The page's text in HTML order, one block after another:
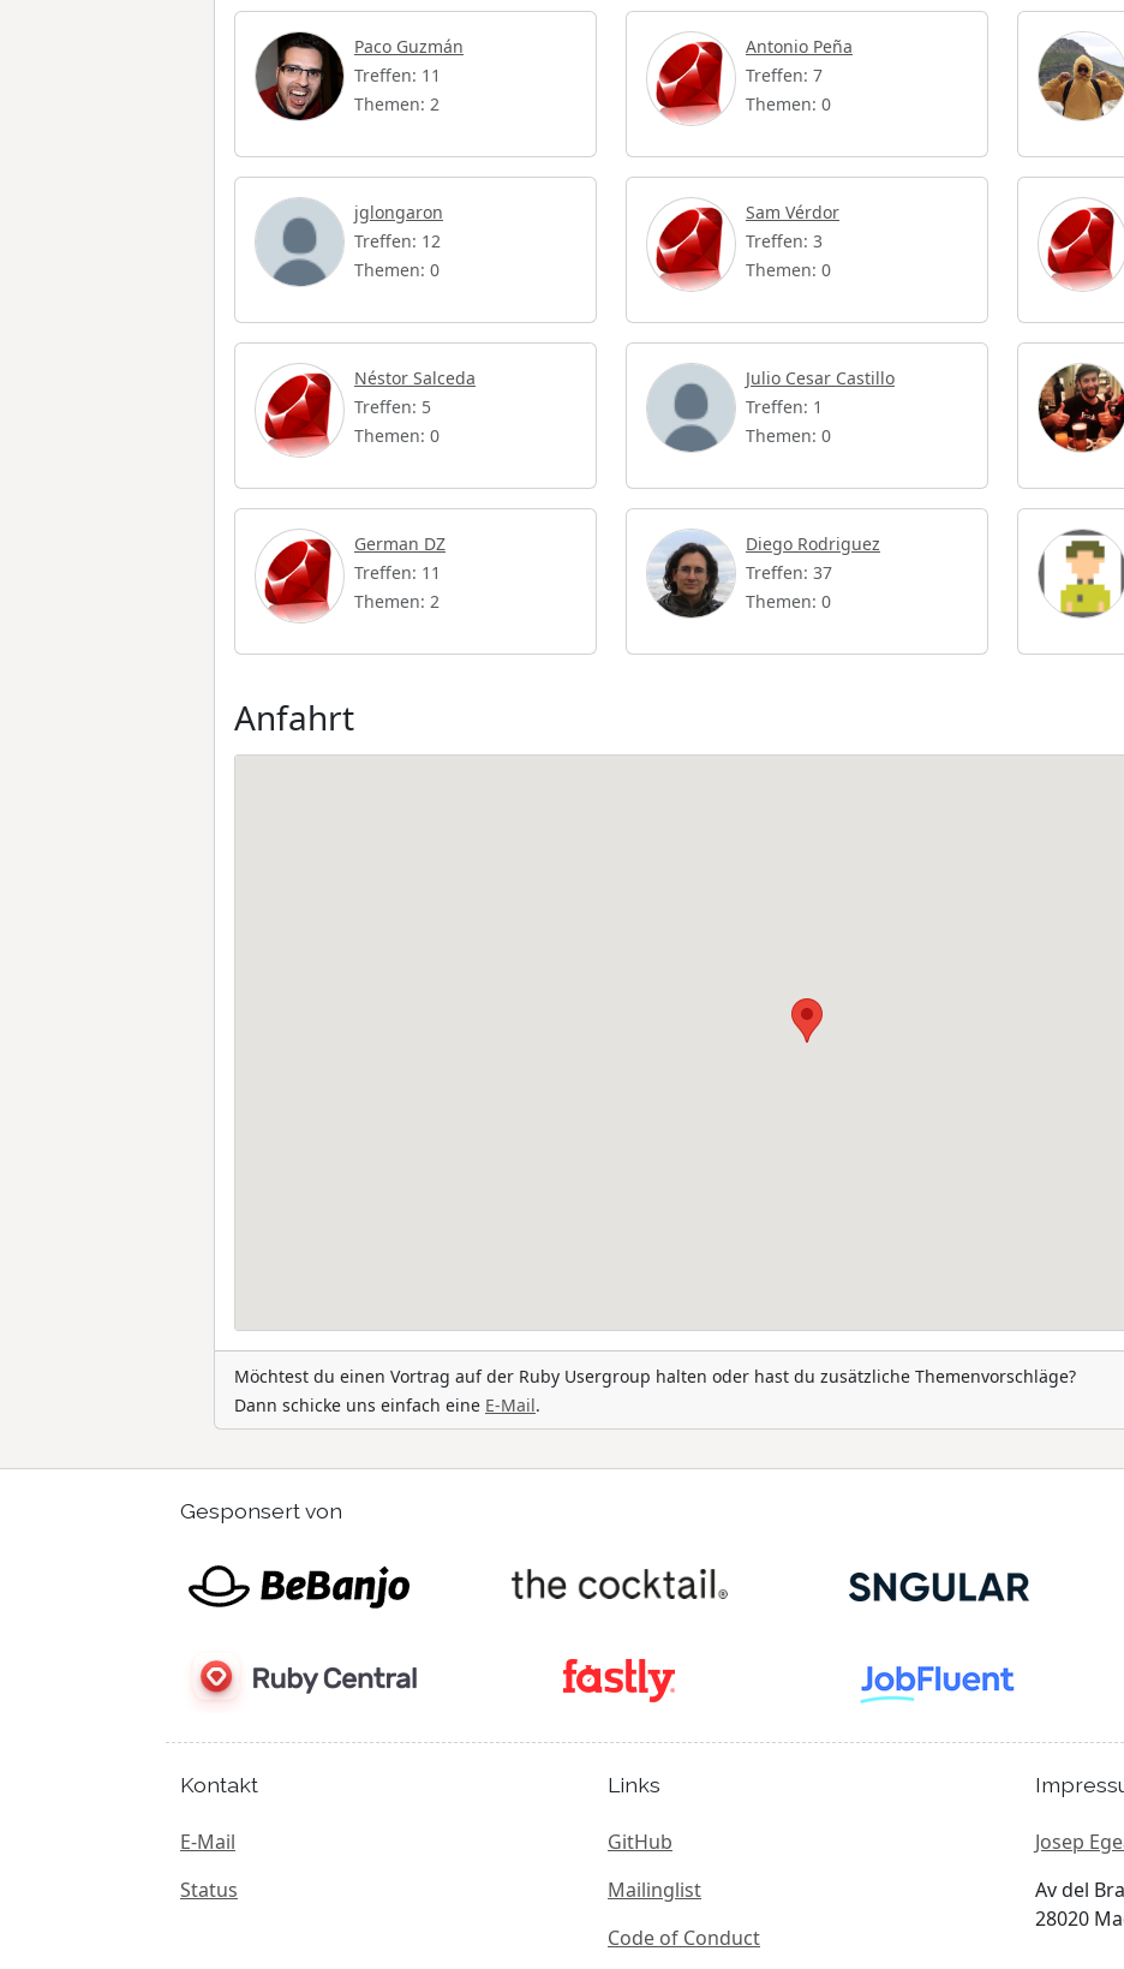
Paco Guzmán
Treffen: 11
Themen: 2
Antonio Peña
Treffen: 7
Themen: 0
jglongaron
Treffen: 12
Themen: 0
Sam Vérdor
Treffen: 3
Themen: 0
Néstor Salceda
Treffen: 5
Themen: 0
Julio Cesar Castillo
Treffen: 1
Themen: 0
German DZ
Treffen: 11
Themen: 2
Diego Rodriguez
Treffen: 37
Themen: 0
Anfahrt
Möchtest du einen Vortrag auf der Ruby Usergroup halten oder hast du zusätzliche Themenvorschläge?
Dann schicke uns einfach eine E-Mail.
Gesponsert von
Kontakt
E-Mail
Status
Links
GitHub
Mailinglist
Code of Conduct
Josep
Av del
28020